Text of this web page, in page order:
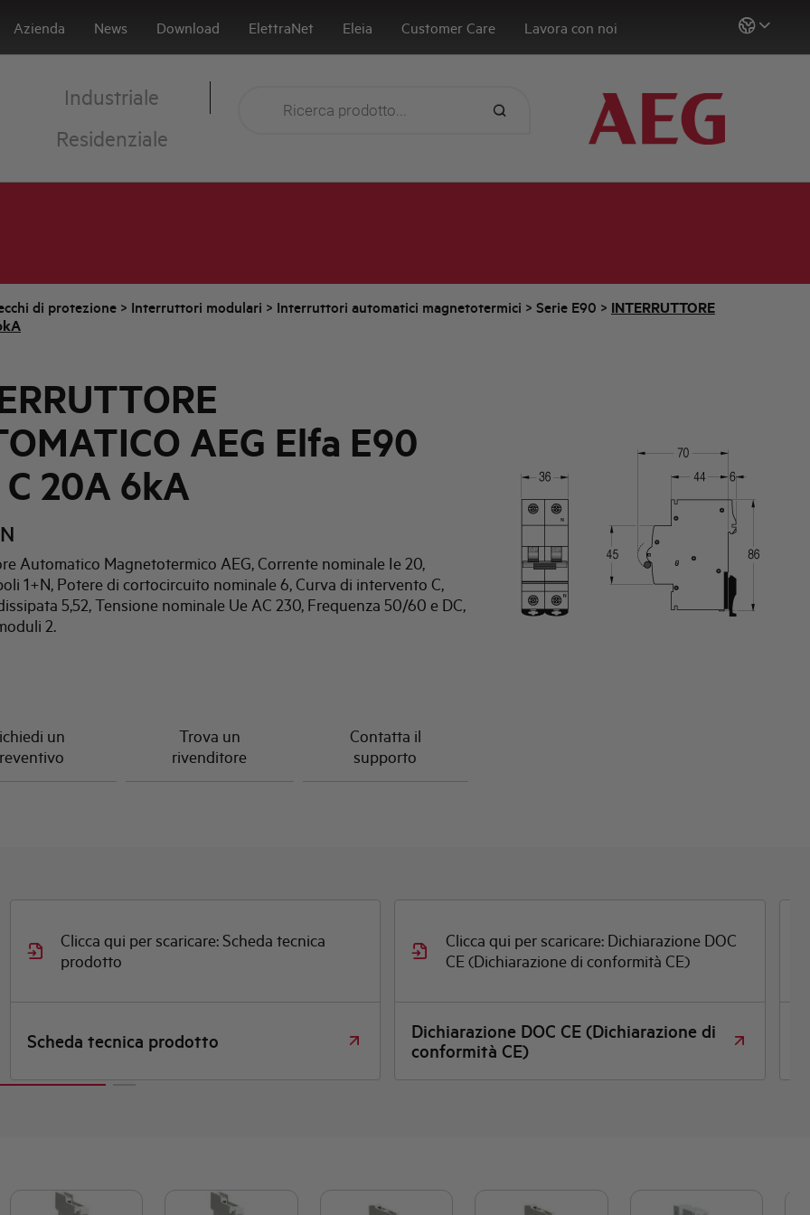
Azienda News Download ElettraNet Eleia Customer Care Lavora con noi
Industriale
Residenziale
di protezione > Interruttori modulari > Interruttori automatici magnetotermici > Serie E90 > INTERRUTTORE
AEG Elfa E90
C 20A 6kA
Automatico Magnetotermico AEG, Corrente nominale Ie 20,
1+N, Potere di cortocircuito nominale 6, Curva di intervento C,
5,52, Tensione nominale Ue AC 230, Frequenza 50/60 e DC,
2.
un
Trova un
rivenditore
Contatta il
supporto
Clicca qui per scaricare: Scheda tecnica
prodotto
Scheda tecnica prodotto
Clicca qui per scaricare: Dichiarazione DOC
CE (Dichiarazione di conformità CE)
Dichiarazione DOC CE (Dichiarazione di
conformità CE)